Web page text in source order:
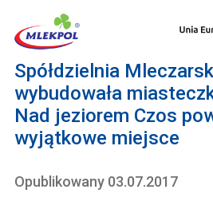
Spółdzielnia
wybudowała
Nad jeziorem Czos
wyjątkowe miejsce
Opublikowany 03.07.2017